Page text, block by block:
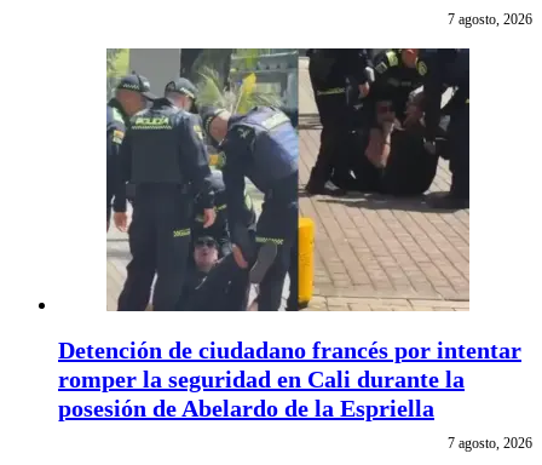
7 agosto, 2026
Detención de ciudadano francés por intentar
romper la seguridad en Cali durante la
posesión de Abelardo de la Espriella
7 agosto, 2026